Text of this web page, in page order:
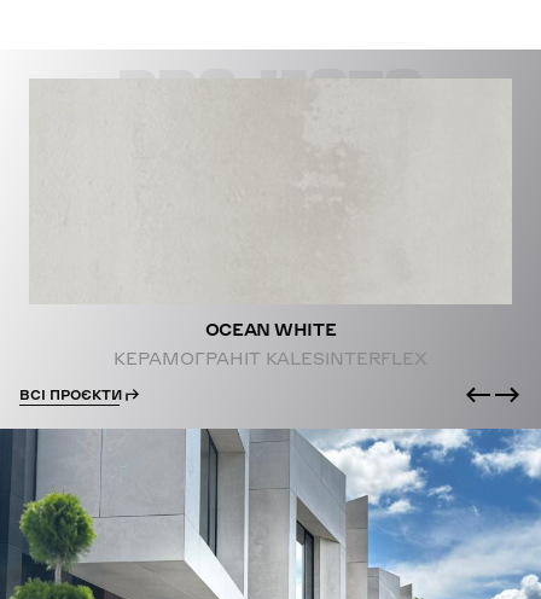
PROJECTS
OCEAN WHITE
КЕРАМОГРАНІТ KALESINTERFLEX
ВСІ ПРОЄКТИ